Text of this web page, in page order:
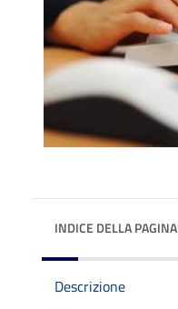
INDICE DELLA PAGINA
Descrizione